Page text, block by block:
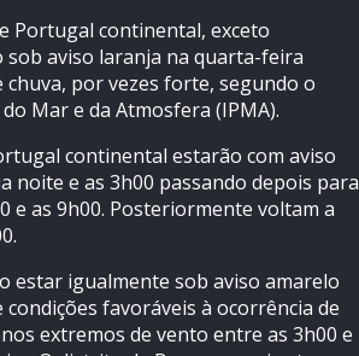
Portugal continental, exceto
sob aviso laranja na quarta-feira
chuva, por vezes forte, segundo o
Mar e da Atmosfera (IPMA).
continental estarão com aviso
noite e as 3h00 passando depois para
e as 9h00. Posteriormente voltam a
estar igualmente sob aviso amarelo
condições favoráveis à ocorrência de
extremos de vento entre as 3h00 e